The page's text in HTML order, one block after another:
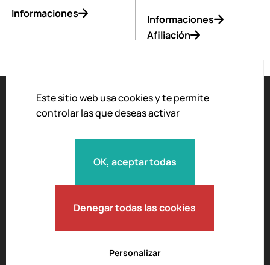
Este sitio web usa cookies y te permite
controlar las que deseas activar
OK, aceptar todas
Denegar todas las cookies
Personalizar
Informaciones
Informaciones
Afiliación
Accesibilidad
El aviso legal
Política de privacidad
Condiciones generales de venta
Carta de moderación